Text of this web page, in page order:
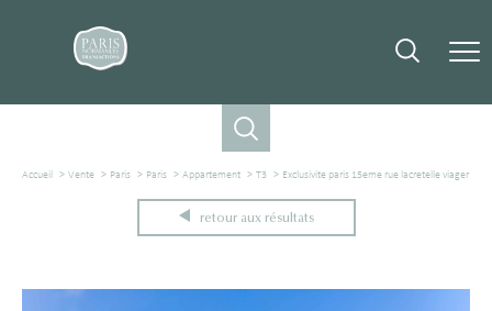
Accueil Vente Paris Paris Appartement T3 Exclusivite paris 15eme rue lacretelle viager
retour aux résultats